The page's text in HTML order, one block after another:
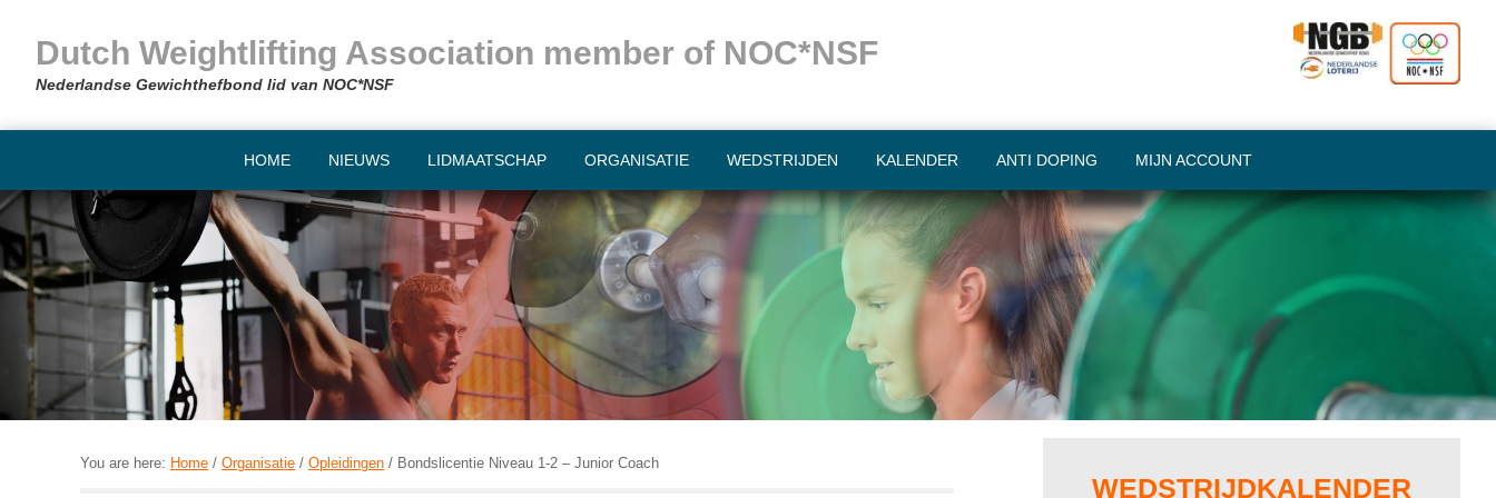
primary
navigation
content
primary
sidebar
footerDutch Weightlifting Association member of NOC*NSF
Nederlandse Gewichthefbond lid van NOC*NSF
HOME NIEUWS LIDMAATSCHAP ORGANISATIE WEDSTRIJDEN KALENDER ANTI DOPING MIJN ACCOUNT
You are here: Home / Organisatie / Opleidingen / Bondslicentie Niveau 1-2 – Junior Coach
SidebarWEDSTRIJDKALENDER